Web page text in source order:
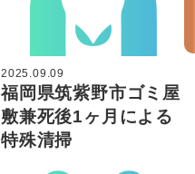
2025.09.09
福岡県筑紫野市ゴミ屋
敷兼死後1ヶ月による
特殊清掃